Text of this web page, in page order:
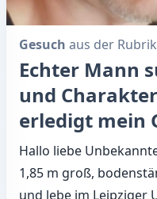
Gesuch aus der Rubrik
Echter Mann
und
erledigt mein
Hallo liebe
1,85 m groß,
und lebe im Leipziger